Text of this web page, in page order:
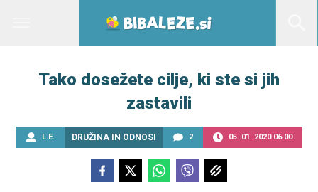
Tako dosežete cilje, ki ste si jih
zastavili
L.E. DRUŽINA IN ODNOSI 2 05. 01. 2020 06.00